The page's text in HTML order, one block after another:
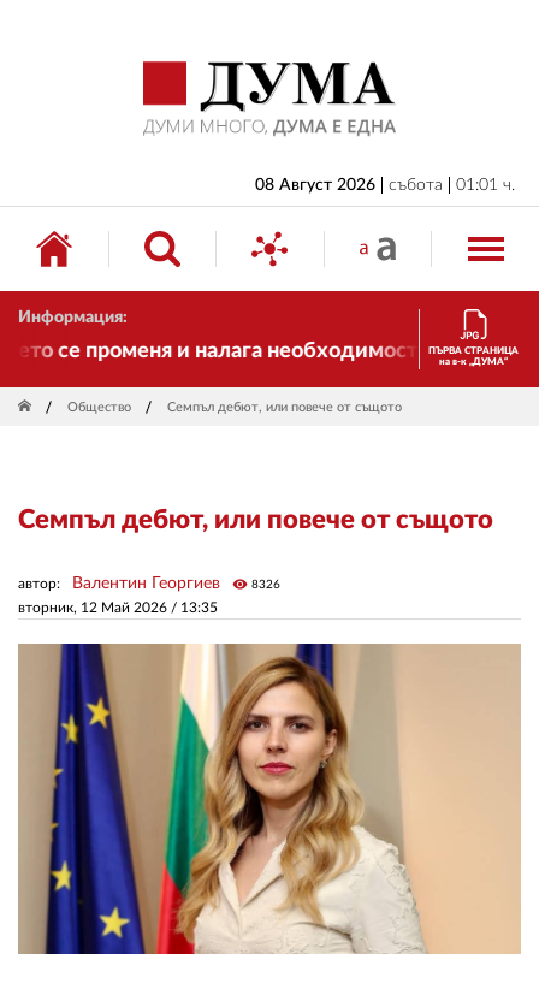
08 Август 2026 събота 01:01 ч.
Информация:
се променя и налага необходимостта отПЪРВА СТРАНИЦА
на в-к „ДУМА“
Общество Семпъл дебют, или повече от същото
Семпъл дебют, или повече от същото
вторник, 12 Май 2026 / 13:35
автор: Валентин Георгиев visibility 8326
БЪЛГАРИЯ
ИКОНОМИКА
ИЗБОРИ
СВЯТ
ДРУГИ
АВТОРИ
РЕДАКЦИЯ
КОНТАКТИ
РЕКЛАМА
АБОНАМЕНТ
УСЛОВИЯ ЗА ПОЛЗВАНЕ
ПОЛИТИКА ЗА БИСКВИТКИТЕ